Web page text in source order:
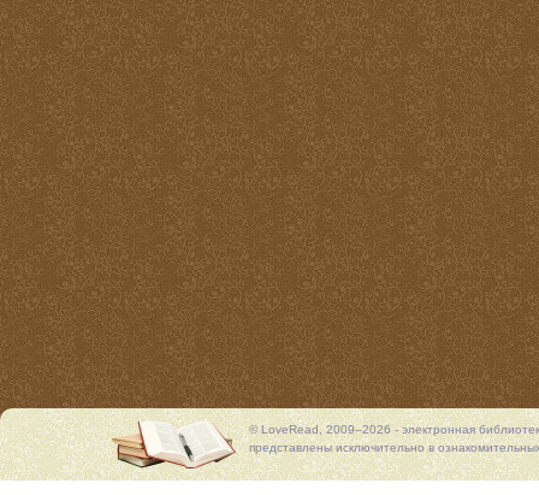
© LoveRead, 2009–2026 - электронная
представлены исключительно в